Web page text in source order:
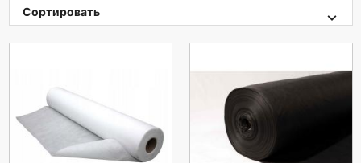
Сортировать